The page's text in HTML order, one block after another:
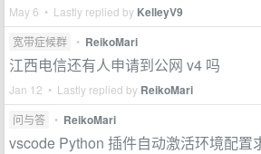
May 6 • Lastly replied by KelleyV9
宽带症候群 • ReikoMari
江西电信还有人申请到公网 v4 吗
Jan 12 • Lastly replied by ReikoMari
问与答 • ReikoMari
vscode Python 插件自动激活环境配置